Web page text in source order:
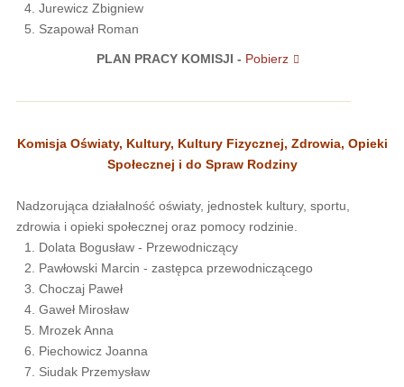
Jurewicz Zbigniew
Szapował Roman
PLAN PRACY KOMISJI - Pobierz
Komisja Oświaty, Kultury, Kultury Fizycznej, Zdrowia, Opieki
Społecznej i do Spraw Rodziny
Nadzorująca działalność oświaty, jednostek kultury, sportu,
zdrowia i opieki społecznej oraz pomocy rodzinie.
Dolata Bogusław - Przewodniczący
Pawłowski Marcin - zastępca przewodniczącego
Choczaj Paweł
Gaweł Mirosław
Mrozek Anna
Piechowicz Joanna
Siudak Przemysław